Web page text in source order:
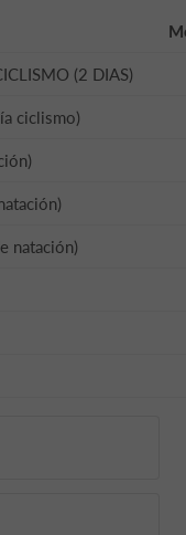
(2 DIAS)
ciclismo)
natación)